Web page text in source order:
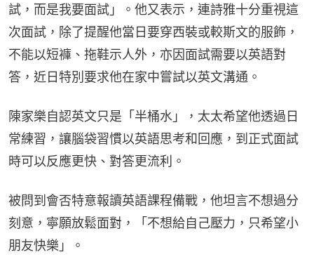
試，而是我要面試」。他又表示，連詩雅十分重視這
次面試，除了提醒他當日要穿西裝或較斯文的服飾，
不能以短褲、拖鞋示人外，亦因面試需要以英語對
答，近日特別要求他在家中嘗試以英文溝通。
陳家樂自認英文只是「半桶水」，太太希望他透過日
常練習，讓腦袋習慣以英語思考和回應，到正式面試
時可以反應更快、對答更流利。
被問到會否特意報讀英語課程備戰，他坦言不想過分
刻意，寧願放鬆面對，「不想給自己壓力，只希望小
朋友快樂」。